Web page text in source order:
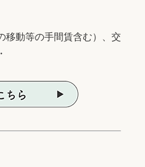
移動等の手間賃含む）、交